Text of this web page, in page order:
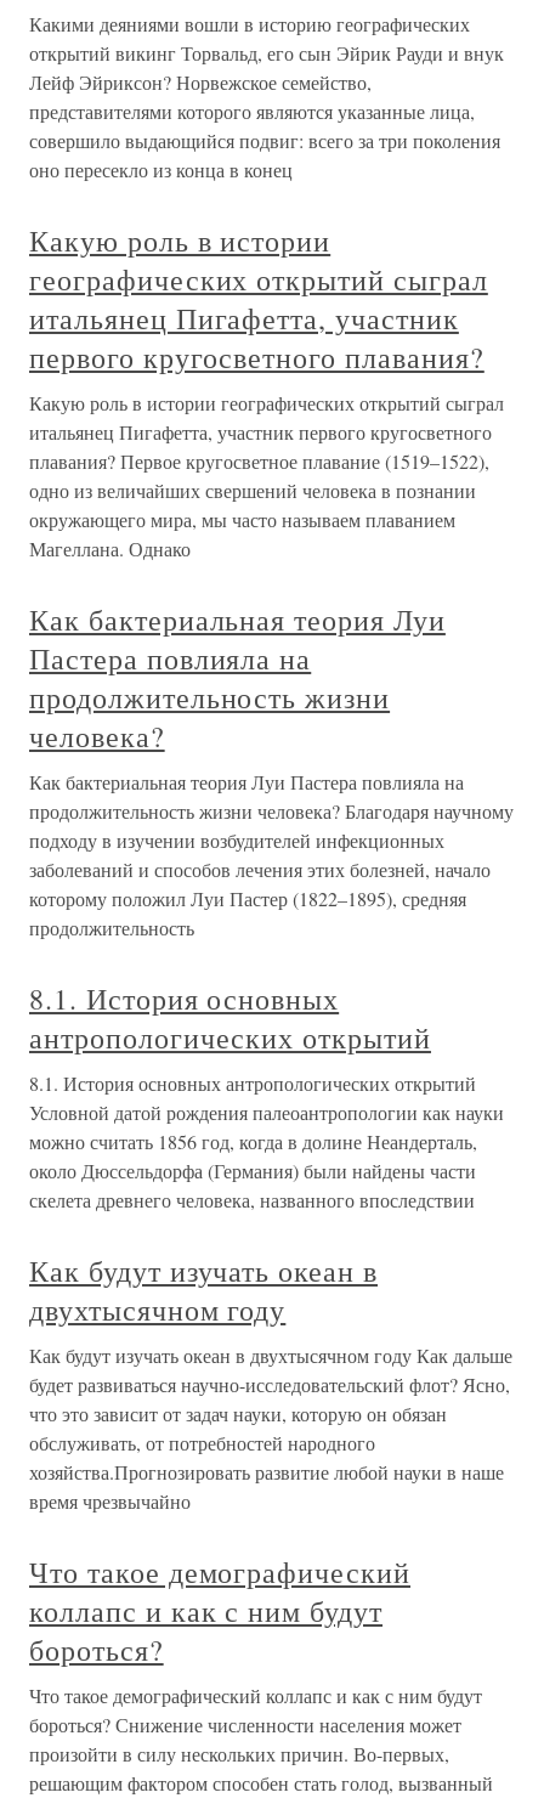
Какими деяниями вошли в историю географических
открытий викинг Торвальд, его сын Эйрик Рауди и внук
Лейф Эйриксон? Норвежское семейство,
представителями которого являются указанные лица,
совершило выдающийся подвиг: всего за три поколения
оно пересекло из конца в конец
Какую роль в истории
географических открытий сыграл
итальянец Пигафетта, участник
первого кругосветного плавания?
Какую роль в истории географических открытий сыграл
итальянец Пигафетта, участник первого кругосветного
плавания? Первое кругосветное плавание (1519–1522),
одно из величайших свершений человека в познании
окружающего мира, мы часто называем плаванием
Магеллана. Однако
Как бактериальная теория Луи
Пастера повлияла на
продолжительность жизни
человека?
Как бактериальная теория Луи Пастера повлияла на
продолжительность жизни человека? Благодаря научному
подходу в изучении возбудителей инфекционных
заболеваний и способов лечения этих болезней, начало
которому положил Луи Пастер (1822–1895), средняя
продолжительность
8.1. История основных
антропологических открытий
8.1. История основных антропологических открытий
Условной датой рождения палеоантропологии как науки
можно считать 1856 год, когда в долине Неандерталь,
около Дюссельдорфа (Германия) были найдены части
скелета древнего человека, названного впоследствии
Как будут изучать океан в
двухтысячном году
Как будут изучать океан в двухтысячном году Как дальше
будет развиваться научно-исследовательский флот? Ясно,
что это зависит от задач науки, которую он обязан
обслуживать, от потребностей народного
хозяйства.Прогнозировать развитие любой науки в наше
время чрезвычайно
Что такое демографический
коллапс и как с ним будут
бороться?
Что такое демографический коллапс и как с ним будут
бороться? Снижение численности населения может
произойти в силу нескольких причин. Во-первых,
решающим фактором способен стать голод, вызванный